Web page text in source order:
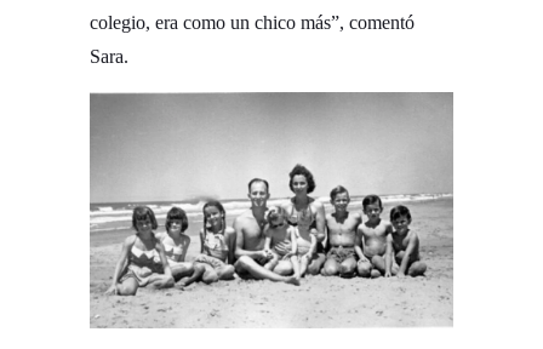
colegio, era como un chico más”, comentó
Sara.